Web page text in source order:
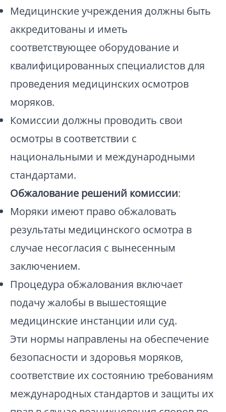
Медицинские учреждения должны быть
аккредитованы и иметь
соответствующее оборудование и
квалифицированных специалистов для
проведения медицинских осмотров
моряков.
Комиссии должны проводить свои
осмотры в соответствии с
национальными и международными
стандартами.
Обжалование решений комиссии:
Моряки имеют право обжаловать
результаты медицинского осмотра в
случае несогласия с вынесенным
заключением.
Процедура обжалования включает
подачу жалобы в вышестоящие
медицинские инстанции или суд.
Эти нормы направлены на обеспечение
безопасности и здоровья моряков,
соответствие их состоянию требованиям
международных стандартов и защиты их